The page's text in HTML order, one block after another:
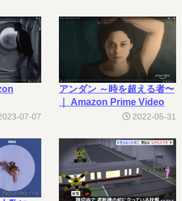
07-07
アンダン ～時を超える者〜
｜ Amazon Prime Video
2022-05-31